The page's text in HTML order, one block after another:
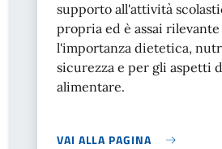
supporto all'attività
propria ed è assai
l'importanza dietetica,
sicurezza e per gli aspetti
alimentare.
VAI ALLA PAGINA